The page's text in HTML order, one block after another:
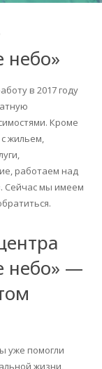
небо»
в 2017 году
Кроме
жильем,
работаем над
Сейчас мы имеем
небо» —
уже помогли
жизни,